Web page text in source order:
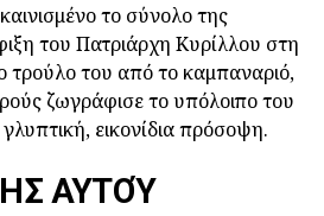
το σύνολο της
του Πατριάρχη Κυρίλλου στη
του από το καμπαναριό,
ζωγράφισε το υπόλοιπο του
εικονίδια πρόσοψη.
ΑΥΤΟΎ